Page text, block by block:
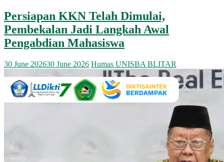
Persiapan KKN Telah Dimulai,
Pembekalan Jadi Langkah Awal
Pengabdian Mahasiswa
30 June 202630 June 2026 Humas UNISBA BLITAR